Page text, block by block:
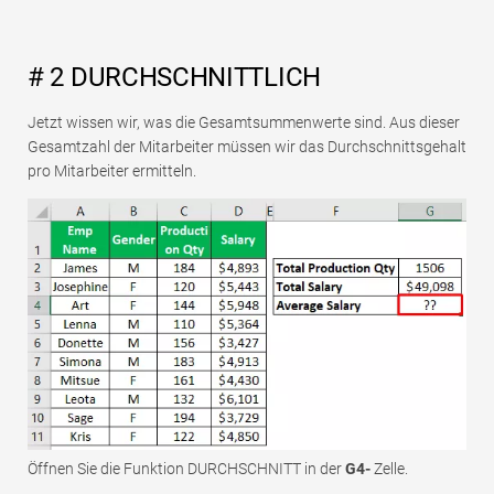
# 2 DURCHSCHNITTLICH
Jetzt wissen wir, was die Gesamtsummenwerte sind. Aus dieser
Gesamtzahl der Mitarbeiter müssen wir das Durchschnittsgehalt
pro Mitarbeiter ermitteln.
Öffnen Sie die Funktion DURCHSCHNITT in derG4-Zelle.